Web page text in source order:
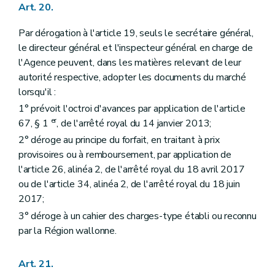
Art. 20.
Par dérogation à l'article 19, seuls le secrétaire général,
le directeur général et l'inspecteur général en charge de
l'Agence peuvent, dans les matières relevant de leur
autorité respective, adopter les documents du marché
lorsqu'il :
1° prévoit l'octroi d'avances par application de l'article
67, § 1 er, de l'arrêté royal du 14 janvier 2013;
2° déroge au principe du forfait, en traitant à prix
provisoires ou à remboursement, par application de
l'article 26, alinéa 2, de l'arrêté royal du 18 avril 2017
ou de l'article 34, alinéa 2, de l'arrêté royal du 18 juin
2017;
3° déroge à un cahier des charges-type établi ou reconnu
par la Région wallonne.
Art. 21.